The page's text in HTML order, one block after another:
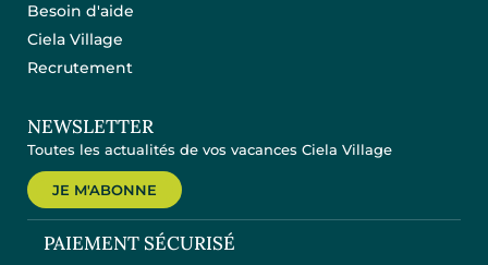
Besoin d'aide
Ciela Village
Recrutement
NEWSLETTER
Toutes les actualités de vos vacances Ciela Village
JE M'ABONNE
PAIEMENT SÉCURISÉ